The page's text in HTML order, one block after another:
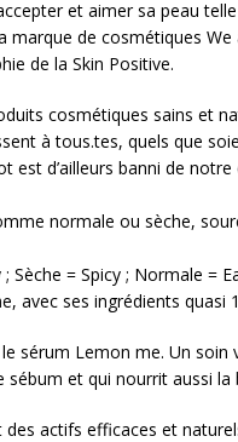
et aimer sa peau
marque de cosmétiques
de la Skin Positive.
cosmétiques sains et
à tous.tes, quels que
est d’ailleurs banni de
normale ou sèche,
Sèche = Spicy ; Normale =
avec ses ingrédients quasi
sérum Lemon me. Un
et qui nourrit aussi la
actifs efficaces et